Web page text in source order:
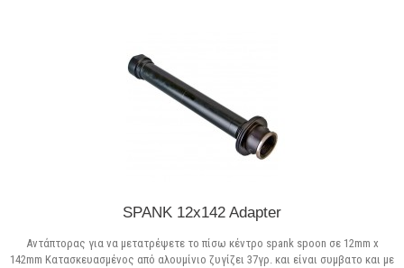
SPANK 12x142 Adapter
Αντάπτορας για να μετατρέψετε το πίσω κέντρο spank spoon σε 12mm x
142mm Κατασκευασμένος από αλουμίνιο ζυγίζει 37γρ. και είναι συμβατο και με